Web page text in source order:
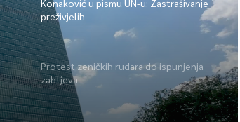
Konaković u pismu UN-u: Zastrašivanje
preživjelih
Protest zeničkih rudara do ispunjenja
zahtjeva